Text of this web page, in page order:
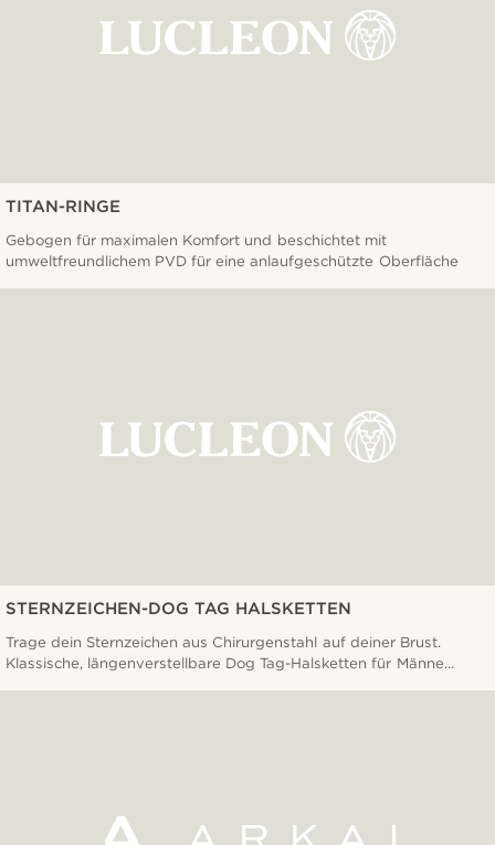
TITAN-RINGE
Gebogen für maximalen Komfort und beschichtet mit
umweltfreundlichem PVD für eine anlaufgeschützte Oberfläche
STERNZEICHEN-DOG TAG HALSKETTEN
Trage dein Sternzeichen aus Chirurgenstahl auf deiner Brust.
Klassische, längenverstellbare Dog Tag-Halsketten für Männe...